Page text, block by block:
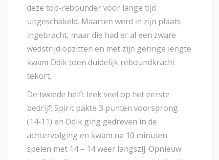
deze top-rebounder voor lange tijd
uitgeschakeld. Maarten werd in zijn plaats
ingebracht, maar die had er al een zware
wedstrijd opzitten en met zijn geringe lengte
kwam Odik toen duidelijk reboundkracht
tekort.
De tweede helft leek veel op het eerste
bedrijf; Spirit pakte 3 punten voorsprong
(14-11) en Odik ging gedreven in de
achtervolging en kwam na 10 minuten
spelen met 14 – 14 weer langszij. Opnieuw